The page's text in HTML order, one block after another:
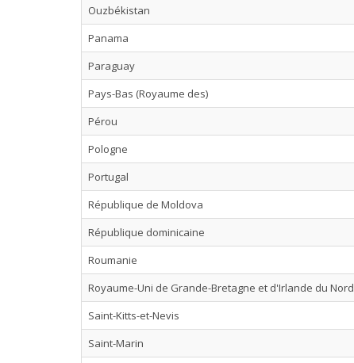
Ouzbékistan
Panama
Paraguay
Pays-Bas (Royaume des)
Pérou
Pologne
Portugal
République de Moldova
République dominicaine
Roumanie
Royaume-Uni de Grande-Bretagne et d'Irlande du Nord
Saint-Kitts-et-Nevis
Saint-Marin